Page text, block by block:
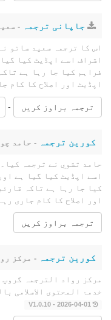
جاپانی ترجمہ -
اس کا ترجمہ سعید ساتو
اشراف اسے اپڈیٹ کیا
فراہم کیا جا رہا ہے
اپڈیٹ اور اصلاح کا کام
ترجمہ براوز کریں -
کورین ترجمہ - حامد
حامد تشوي نے ترجمہ
اسے اپڈیٹ کیا گیا ہے
کیا جا رہا ہے تاکہ
اور اصلاح کا کام جاری
ترجمہ براوز کریں
کورین ترجمہ - مرکز
مرکز رواد الترجمہ
خدمۃ المحتوى الاسلامی
2026-04-01 - V1.0.10